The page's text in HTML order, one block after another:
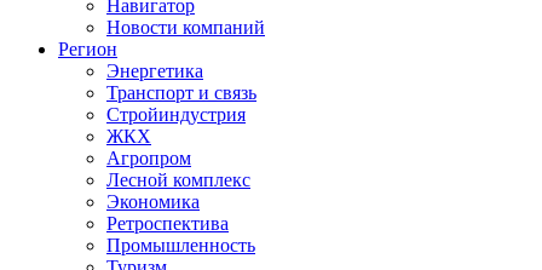
Навигатор
Новости компаний
Регион
Энергетика
Транспорт и связь
Стройиндустрия
ЖКХ
Агропром
Лесной комплекс
Экономика
Ретроспектива
Промышленность